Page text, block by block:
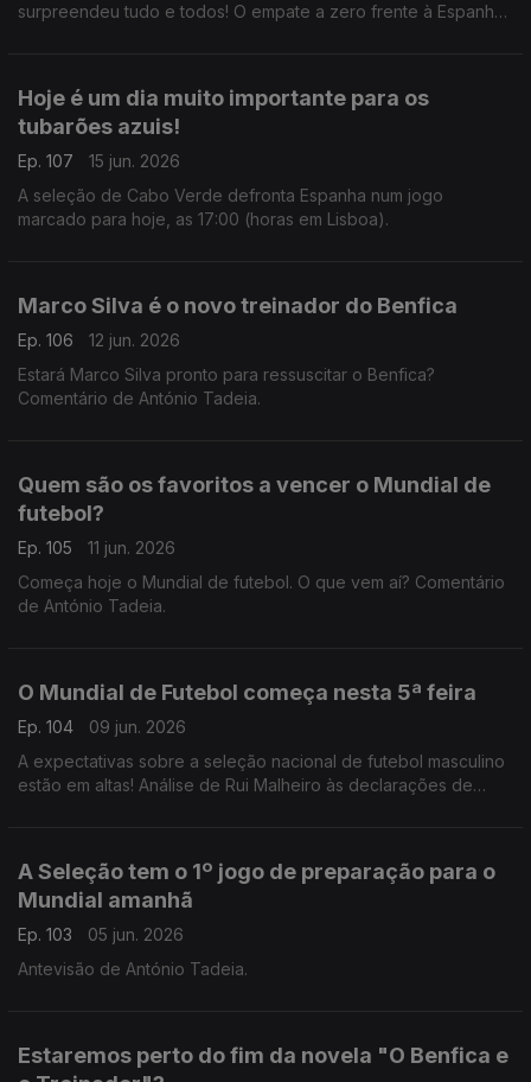
surpreendeu tudo e todos! O empate a zero frente à Espanha,
Hoje é um dia muito importante para os
tubarões azuis!
Ep. 107
15 jun. 2026
A seleção de Cabo Verde defronta Espanha num jogo
marcado para hoje, as 17:00 (horas em Lisboa).
Marco Silva é o novo treinador do Benfica
Ep. 106
12 jun. 2026
Estará Marco Silva pronto para ressuscitar o Benfica?
Comentário de António Tadeia.
Quem são os favoritos a vencer o Mundial de
futebol?
Ep. 105
11 jun. 2026
Começa hoje o Mundial de futebol. O que vem aí? Comentário
de António Tadeia.
O Mundial de Futebol começa nesta 5ª feira
Ep. 104
09 jun. 2026
A expectativas sobre a seleção nacional de futebol masculino
estão em altas! Análise de Rui Malheiro às declarações de
A Seleção tem o 1º jogo de preparação para o
Mundial amanhã
Ep. 103
05 jun. 2026
Antevisão de António Tadeia.
Estaremos perto do fim da novela "O Benfica e